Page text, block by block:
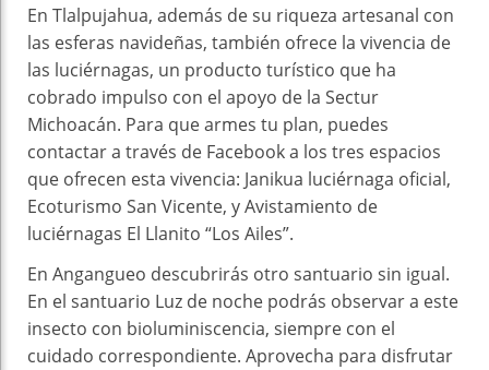
En Tlalpujahua, además de su riqueza artesanal con
las esferas navideñas, también ofrece la vivencia de
las luciérnagas, un producto turístico que ha
cobrado impulso con el apoyo de la Sectur
Michoacán. Para que armes tu plan, puedes
contactar a través de Facebook a los tres espacios
que ofrecen esta vivencia: Janikua luciérnaga oficial,
Ecoturismo San Vicente, y Avistamiento de
luciérnagas El Llanito “Los Ailes”.
En Angangueo descubrirás otro santuario sin igual.
En el santuario Luz de noche podrás observar a este
insecto con bioluminiscencia, siempre con el
cuidado correspondiente. Aprovecha para disfrutar